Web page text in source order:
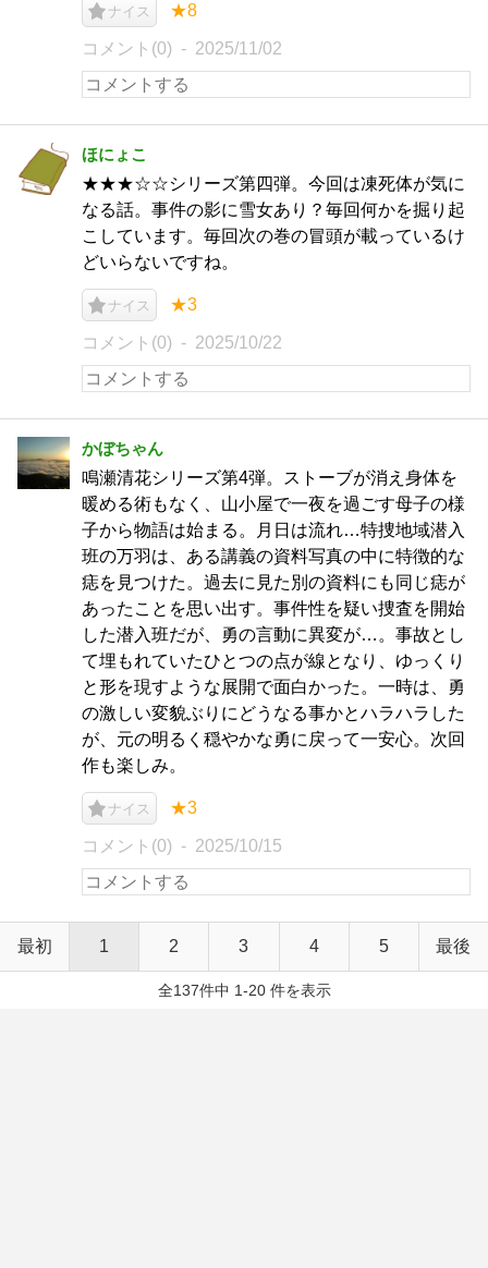
ナイス ★8
コメント(0) 2025/11/02
ほにょこ
★★★☆☆シリーズ第四弾。今回は凍死体が気に
なる話。事件の影に雪女あり？毎回何かを掘り起
こしています。毎回次の巻の冒頭が載っているけ
どいらないですね。
ナイス ★3
コメント(0) 2025/10/22
かぼちゃん
鳴瀬清花シリーズ第4弾。ストーブが消え身体を
暖める術もなく、山小屋で一夜を過ごす母子の様
子から物語は始まる。月日は流れ…特捜地域潜入
班の万羽は、ある講義の資料写真の中に特徴的な
痣を見つけた。過去に見た別の資料にも同じ痣が
あったことを思い出す。事件性を疑い捜査を開始
した潜入班だが、勇の言動に異変が…。事故とし
て埋もれていたひとつの点が線となり、ゆっくり
と形を現すような展開で面白かった。一時は、勇
の激しい変貌ぶりにどうなる事かとハラハラした
が、元の明るく穏やかな勇に戻って一安心。次回
作も楽しみ。
ナイス ★3
コメント(0) 2025/10/15
最初 1 2 3 4 5 最後
全137件中 1-20 件を表示